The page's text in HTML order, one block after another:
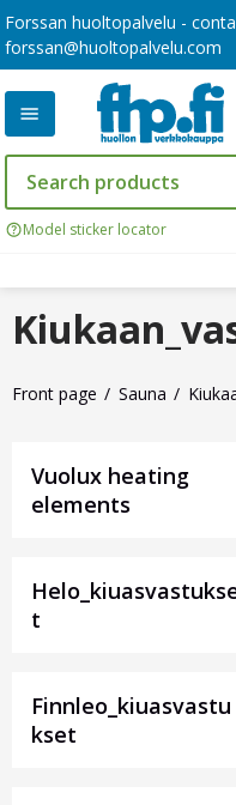
Forssan huoltopalvelu -
forssan@huoltopalvelu.com
Model sticker locator
Front page Sauna
Vuolux heating
elements
t
Finnleo_kiuasvastu
kset